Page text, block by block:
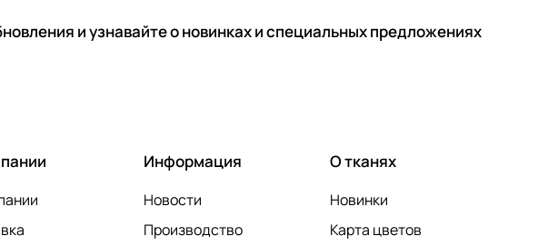
и узнавайте о новинках и специальных предложениях
Информация
Новости
Производство
О тканях
Новинки
Карта цветов